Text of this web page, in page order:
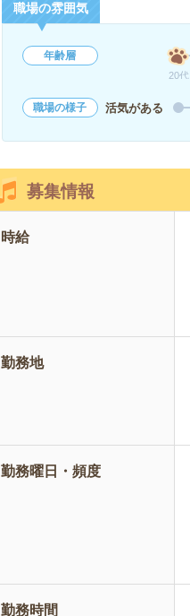
職場の雰囲気
年齢層
20代
職場の様子 活気がある
募集情報
時給
勤務地
勤務曜日・頻度
勤務時間